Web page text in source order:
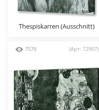
Thespiskarren (Ausschnitt)
7576 (Арт: 72907)